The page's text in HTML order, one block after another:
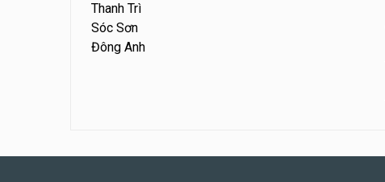
Thanh Trì
Sóc Sơn
Đông Anh